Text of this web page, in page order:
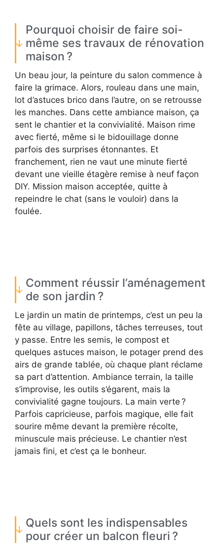
Pourquoi choisir de faire soi-
même ses travaux de rénovation
maison ?
Un beau jour, la peinture du salon commence à
faire la grimace. Alors, rouleau dans une main,
lot d’astuces brico dans l’autre, on se retrousse
les manches. Dans cette ambiance maison, ça
sent le chantier et la convivialité. Maison rime
avec fierté, même si le bidouillage donne
parfois des surprises étonnantes. Et
franchement, rien ne vaut une minute fierté
devant une vieille étagère remise à neuf façon
DIY. Mission maison acceptée, quitte à
repeindre le chat (sans le vouloir) dans la
foulée.
Comment réussir l’aménagement
de son jardin ?
Le jardin un matin de printemps, c’est un peu la
fête au village, papillons, tâches terreuses, tout
y passe. Entre les semis, le compost et
quelques astuces maison, le potager prend des
airs de grande tablée, où chaque plant réclame
sa part d’attention. Ambiance terrain, la taille
s’improvise, les outils s’égarent, mais la
convivialité gagne toujours. La main verte ?
Parfois capricieuse, parfois magique, elle fait
sourire même devant la première récolte,
minuscule mais précieuse. Le chantier n’est
jamais fini, et c’est ça le bonheur.
Quels sont les indispensables
pour créer un balcon fleuri ?